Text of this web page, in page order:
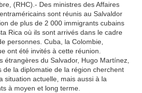
(RHC).- Des ministres des Affaires
sont réunis au Salvaldor
de plus de 2 000 immigrants cubains
Rica où ils sont arrivés dans le cadre
personnes. Cuba, la Colombie,
ont été invités à cette réunion.
étrangères du Salvador, Hugo Martínez,
de la diplomatie de la région cherchent
situation actuelle, mais aussi à la
à moyen et long terme.